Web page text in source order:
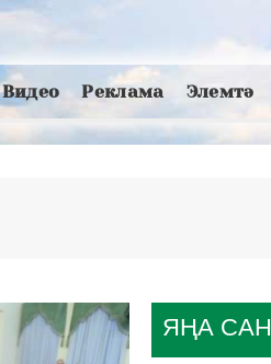
Видео Реклама Элемтә
ЯҢА САН